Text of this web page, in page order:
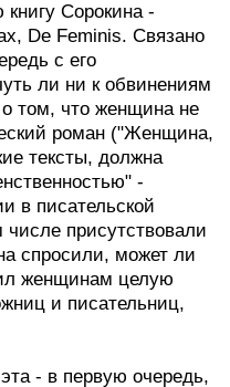
Сорокина -
De Feminis. Связано
с его
ли ни к обвинениям
том, что женщина не
роман ("Женщина,
тексты, должна
-
в писательской
присутствовали
спросили, может ли
женщинам целую
и писательниц,
- в первую очередь,